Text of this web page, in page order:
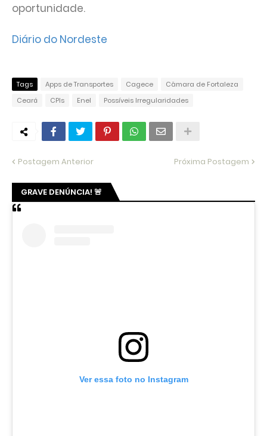
oportunidade.
Diário do Nordeste
Tags Apps de Transportes Cagece
Câmara de Fortaleza
Ceará
CPIs Enel Possíveis Irregularidades
Postagem Anterior Próxima Postagem
GRAVE DENÚNCIA! 🚨
Ver essa foto no Instagram